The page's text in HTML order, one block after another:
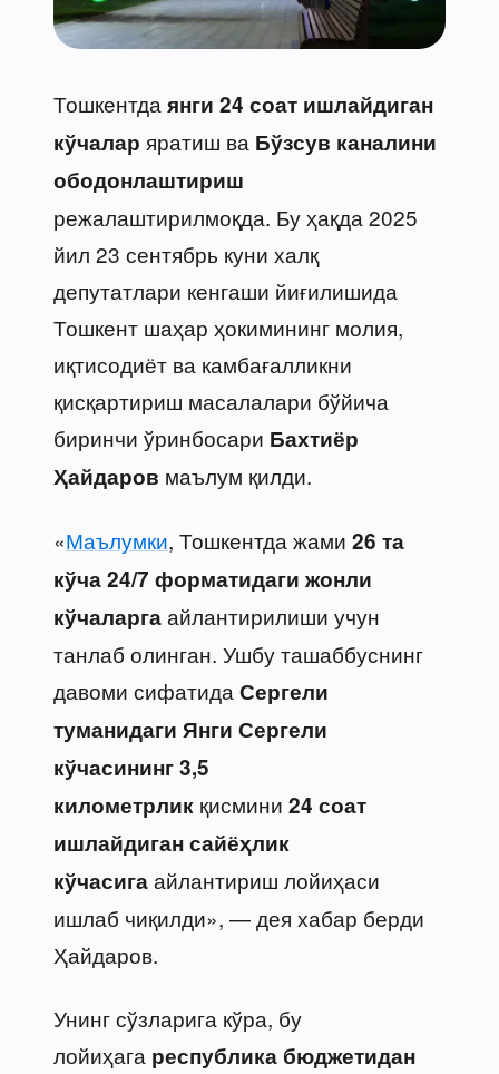
Тошкентда янги 24 соат ишлайдиган
кўчалар яратиш ва Бўзсув каналини
ободонлаштириш
режалаштирилмоқда. Бу ҳақда 2025
йил 23 сентябрь куни халқ
депутатлари кенгаши йиғилишида
Тошкент шаҳар ҳокимининг молия,
иқтисодиёт ва камбағалликни
қисқартириш масалалари бўйича
биринчи ўринбосари Бахтиёр
Ҳайдаров маълум қилди.
«Маълумки, Тошкентда жами 26 та
кўча24/7 форматидаги жонли
кўчаларгаайлантирилиши учун
танлаб олинган. Ушбу ташаббуснинг
давоми сифатида Сергели
туманидаги Янги Сергели
кўчасининг 3,5
километрлик қисмини 24 соат
ишлайдиган сайёҳлик
кўчасигаайлантириш лойиҳаси
ишлаб чиқилди», — дея хабар берди
Ҳайдаров.
Унинг сўзларига кўра, бу
лойиҳага республика бюджетидан